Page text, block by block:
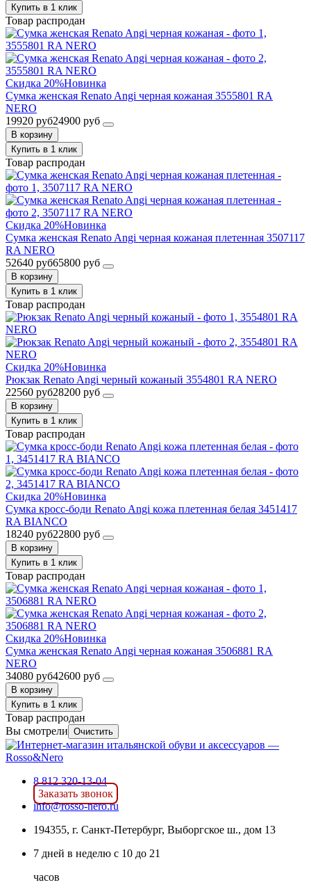
Купить в 1 клик
Товар распродан
Скидка 20%Новинка
Сумка женская Renato Angi черная кожаная 3555801 RA
NERO
19920 руб24900 руб
В корзину
Купить в 1 клик
Товар распродан
Скидка 20%Новинка
Сумка женская Renato Angi черная кожаная плетенная 3507117
RA NERO
52640 руб65800 руб
В корзину
Купить в 1 клик
Товар распродан
Скидка 20%Новинка
Рюкзак Renato Angi черный кожаный 3554801 RA NERO
22560 руб28200 руб
В корзину
Купить в 1 клик
Товар распродан
Скидка 20%Новинка
Сумка кросс-боди Renato Angi кожа плетенная белая 3451417
RA BIANCO
18240 руб22800 руб
В корзину
Купить в 1 клик
Товар распродан
Скидка 20%Новинка
Сумка женская Renato Angi черная кожаная 3506881 RA
NERO
34080 руб42600 руб
В корзину
Купить в 1 клик
Товар распродан
Вы смотрели Очистить
8 812 320-13-04
Заказать звонок
info@rosso-nero.ru
194355, г. Санкт-Петербург, Выборгское ш., дом 13
7 дней в неделю с 10 до 21
часов